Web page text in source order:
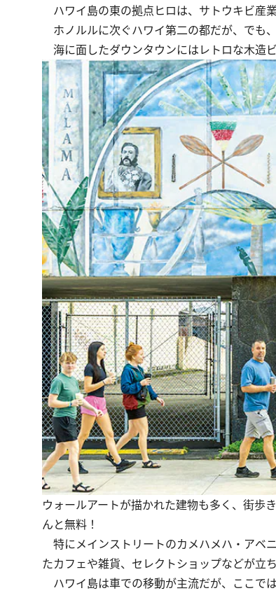
ハワイ島の東の拠点ヒロは、サトウキビ産
ホノルルに次ぐハワイ第二の都だが、でも
海に面したダウンタウンにはレトロな木造
ウォールアートが描かれた建物も多く、街歩
んと無料！
特にメインストリートのカメハメハ・アベ
たカフェや雑貨、セレクトショップなどが立ち
ハワイ島は車での移動が主流だが、ここで